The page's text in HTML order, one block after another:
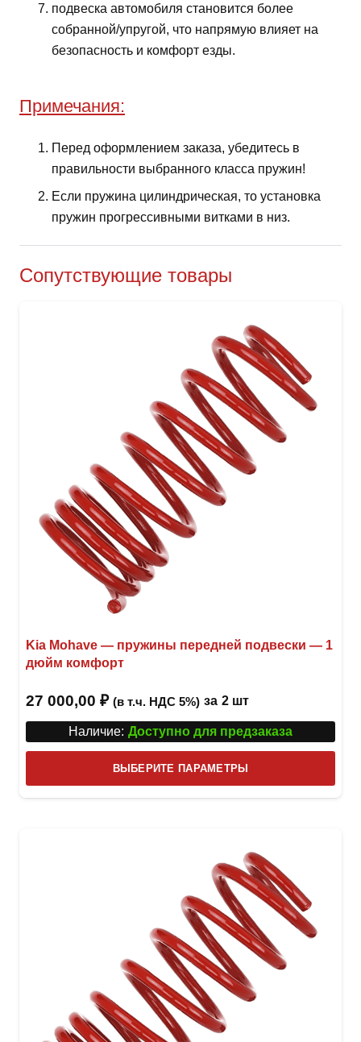
подвеска автомобиля становится более
собранной/упругой, что напрямую влияет на
безопасность и комфорт езды.
Примечания:
Перед оформлением заказа, убедитесь в
правильности выбранного класса пружин!
Если пружина цилиндрическая, то установка
пружин прогрессивными витками в низ.
Сопутствующие товары
Kia Mohave — пружины передней подвески — 1
дюйм комфорт
27 000,00 ₽ (в т.ч. НДС 5%) за 2 шт
Наличие: Доступно для предзаказа
ВЫБЕРИТЕ ПАРАМЕТРЫ
товар